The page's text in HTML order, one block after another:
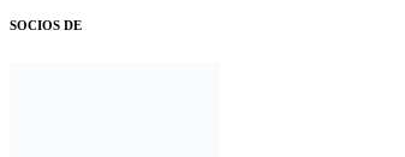
SOCIOS DE